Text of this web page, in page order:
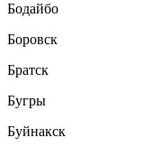
Бодайбо
Боровск
Братск
Бугры
Буйнакск